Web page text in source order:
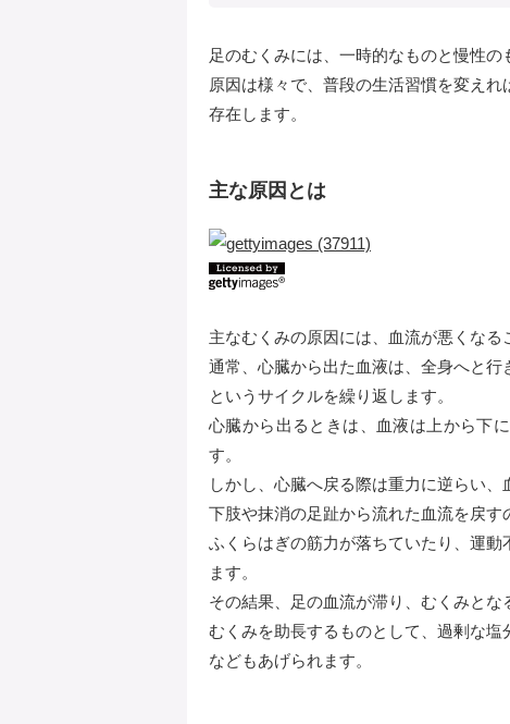
足のむくみには、一時的なものと慢性の
原因は様々で、普段の生活習慣を変え
存在します。
主な原因とは
主なむくみの原因には、血流が悪くなる
通常、心臓から出た血液は、全身へと
というサイクルを繰り返します。
心臓から出るときは、血液は上から下
す。
しかし、心臓へ戻る際は重力に逆らい、
下肢や抹消の足趾から流れた血流を戻す
ふくらはぎの筋力が落ちていたり、運
ます。
その結果、足の血流が滞り、むくみとな
むくみを助長するものとして、過剰な
などもあげられます。